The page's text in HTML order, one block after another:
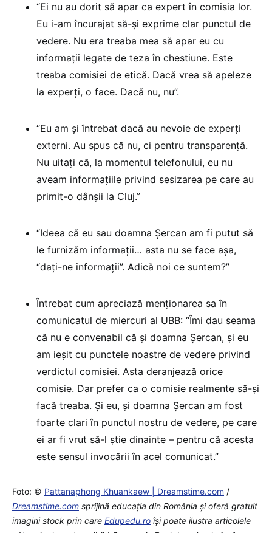
“Ei nu au dorit să apar ca expert în comisia lor.
Eu i-am încurajat să-și exprime clar punctul de
vedere. Nu era treaba mea să apar eu cu
informații legate de teza în chestiune. Este
treaba comisiei de etică. Dacă vrea să apeleze
la experți, o face. Dacă nu, nu”.
“Eu am și întrebat dacă au nevoie de experți
externi. Au spus că nu, ci pentru transparență.
Nu uitați că, la momentul telefonului, eu nu
aveam informațiile privind sesizarea pe care au
primit-o dânșii la Cluj.”
“Ideea că eu sau doamna Șercan am fi putut să
le furnizăm informații… asta nu se face așa,
“dați-ne informații”. Adică noi ce suntem?”
Întrebat cum apreciază menționarea sa în
comunicatul de miercuri al UBB: “Îmi dau seama
că nu e convenabil că și doamna Șercan, și eu
am ieșit cu punctele noastre de vedere privind
verdictul comisiei. Asta deranjează orice
comisie. Dar prefer ca o comisie realmente să-și
facă treaba. Și eu, și doamna Șercan am fost
foarte clari în punctul nostru de vedere, pe care
ei ar fi vrut să-l știe dinainte – pentru că acesta
este sensul invocării în acel comunicat.”
Foto: © Pattanaphong Khuankaew | Dreamstime.com /
Dreamstime.com sprijină educaţia din România şi oferă gratuit
imagini stock prin care Edupedu.ro îşi poate ilustra articolele